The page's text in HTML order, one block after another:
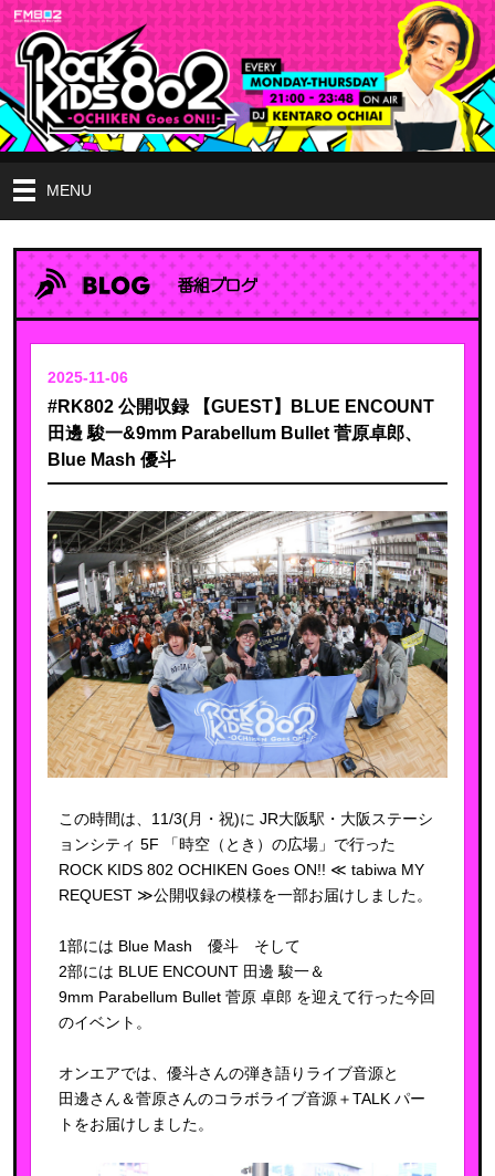
MENU
2025-11-06
#RK802 公開収録 【GUEST】BLUE ENCOUNT
田邊 駿一&9mm Parabellum Bullet 菅原卓郎、
Blue Mash 優斗
この時間は、11/3(月・祝)に JR大阪駅・大阪ステーシ
ョンシティ 5F 「時空（とき）の広場」で行った
ROCK KIDS 802 OCHIKEN Goes ON!! ≪ tabiwa MY
REQUEST ≫公開収録の模様を一部お届けしました。
1部には Blue Mash 優斗 そして
2部には BLUE ENCOUNT 田邊 駿一＆
9mm Parabellum Bullet 菅原 卓郎 を迎えて行った今回
のイベント。
オンエアでは、優斗さんの弾き語りライブ音源と
田邊さん＆菅原さんのコラボライブ音源＋TALK パー
トをお届けしました。